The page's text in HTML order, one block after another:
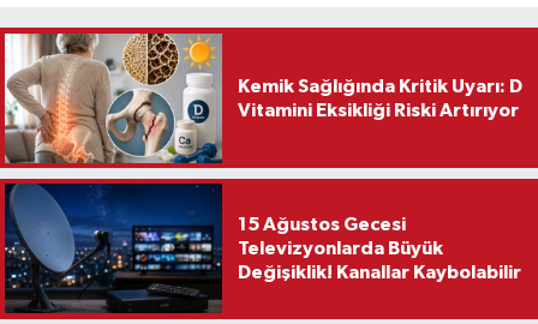
Kemik Sağlığında Kritik Uyarı: D
Vitamini Eksikliği Riski Artırıyor
15 Ağustos Gecesi
Televizyonlarda Büyük
Değişiklik! Kanallar Kaybolabilir